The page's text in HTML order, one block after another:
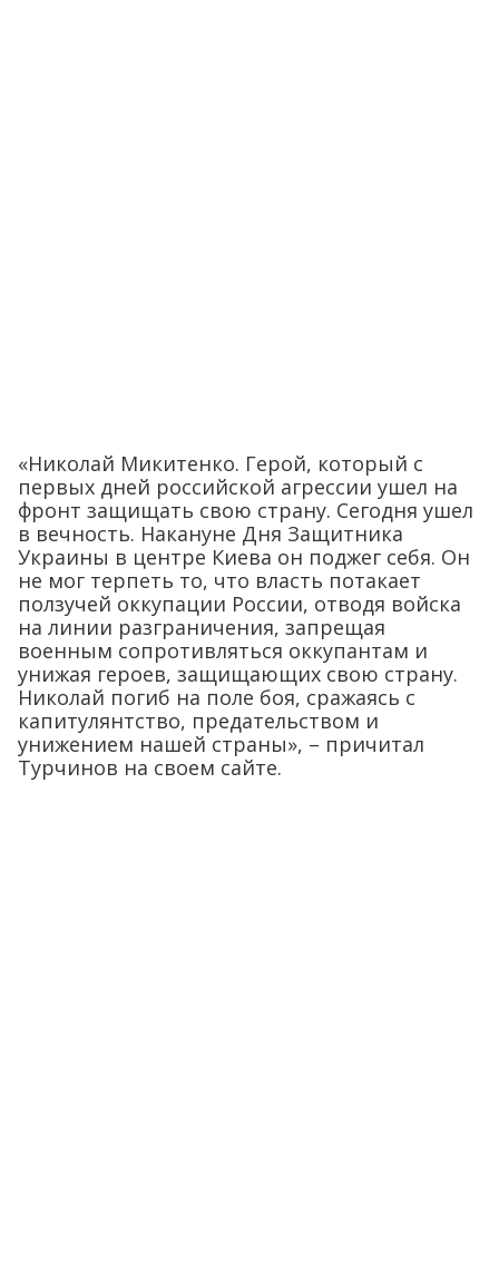
«Николай Микитенко. Герой, который с
первых дней российской агрессии ушел на
фронт защищать свою страну. Сегодня ушел
в вечность. Накануне Дня Защитника
Украины в центре Киева он поджег себя. Он
не мог терпеть то, что власть потакает
ползучей оккупации России, отводя войска
на линии разграничения, запрещая
военным сопротивляться оккупантам и
унижая героев, защищающих свою страну.
Николай погиб на поле боя, сражаясь с
капитулянтство, предательством и
унижением нашей страны», – причитал
Турчинов на своем сайте.